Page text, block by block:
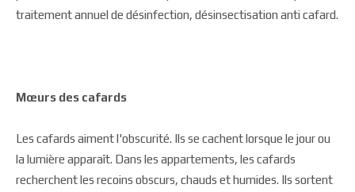
traitement annuel de désinfection, désinsectisation anti cafard.
Mœurs des cafards
Les cafards aiment l'obscurité. Ils se cachent lorsque le jour ou
la lumière apparaît. Dans les appartements, les cafards
recherchent les recoins obscurs, chauds et humides. Ils sortent